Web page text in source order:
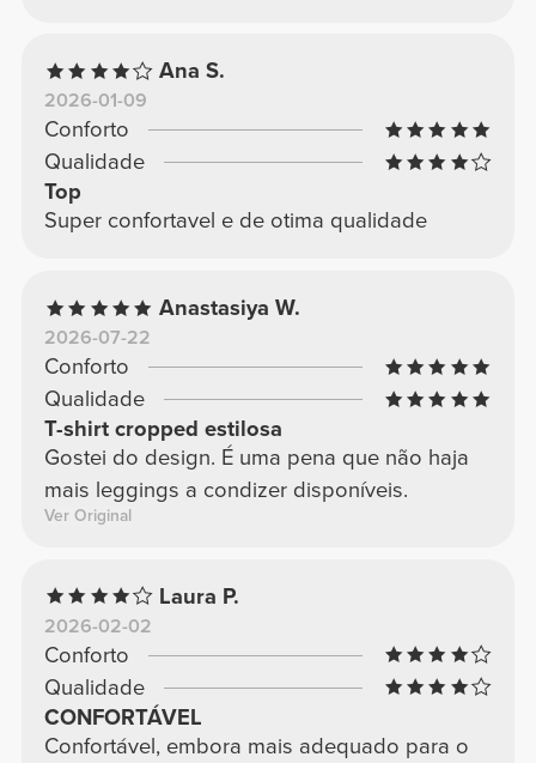
Ana S.
2026-01-09
Conforto
Qualidade
Top
Super confortavel e de otima qualidade
Anastasiya W.
2026-07-22
Conforto
Qualidade
T-shirt cropped estilosa
Gostei do design. É uma pena que não haja
mais leggings a condizer disponíveis.
Ver Original
Laura P.
2026-02-02
Conforto
Qualidade
CONFORTÁVEL
Confortável, embora mais adequado para o